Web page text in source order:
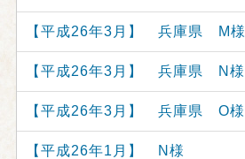
【平成26年3月】 兵庫県 M様
【平成26年3月】 兵庫県 N様
【平成26年3月】 兵庫県 O様
【平成26年1月】 N様